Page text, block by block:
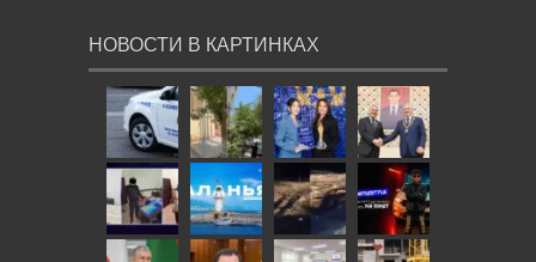
НОВОСТИ В КАРТИНКАХ